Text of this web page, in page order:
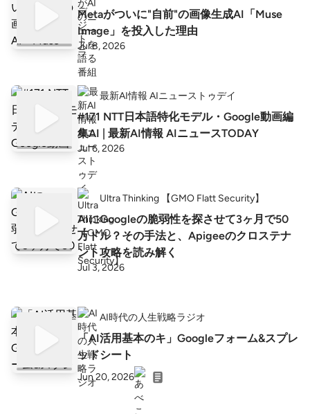
Metaがついに"自前"の画像生成AI「Muse
Image」を投入した理由
Jul 8, 2026
最新AI情報 AIニューストゥデイ
#171 NTT日本語特化モデル・Google動画編
集AI | 最新AI情報 AIニュースTODAY
Jul 6, 2026
Ultra Thinking 【GMO Flatt Security】
AIにGoogleの脆弱性を探させて3ヶ月で50
万ドル？その手法と、Apigeeのクロステナ
ント攻略を読み解く
Jul 3, 2026
AI時代の人生戦略ラジオ
「AI活用基本のキ」Googleフォーム&スプレ
ッドシート
Jun 20, 2026